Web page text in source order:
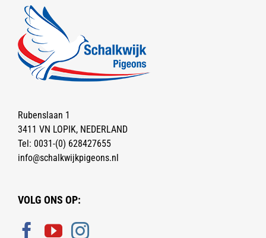
Rubenslaan 1
3411 VN LOPIK, NEDERLAND
Tel: 0031-(0) 628427655
info@schalkwijkpigeons.nl
VOLG ONS OP: